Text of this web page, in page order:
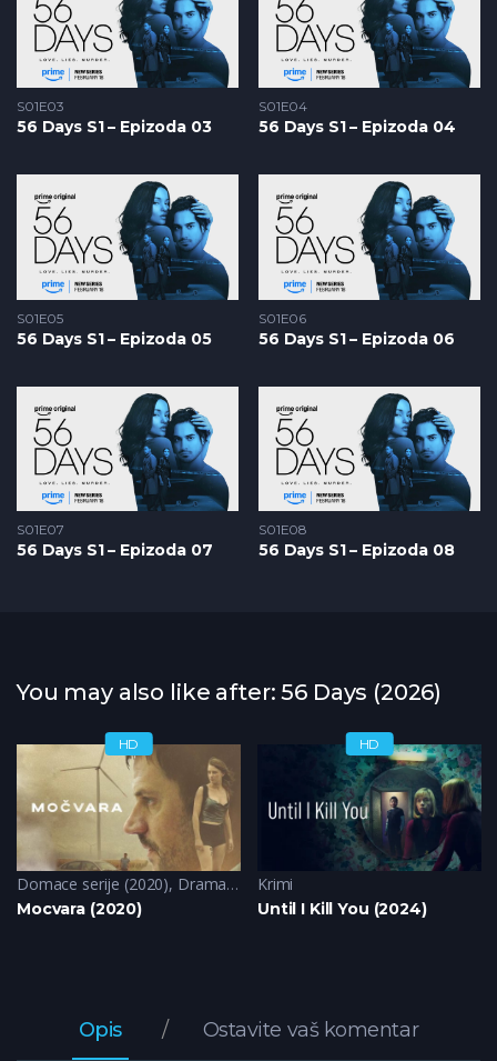
S01E03
56 Days S1 – Epizoda 03
S01E04
56 Days S1 – Epizoda 04
S01E05
56 Days S1 – Epizoda 05
S01E06
56 Days S1 – Epizoda 06
S01E07
56 Days S1 – Epizoda 07
S01E08
56 Days S1 – Epizoda 08
You may also like after: 56 Days (2026)
HD
Domace serije (2020), Drama,Krimi,Misterija
Mocvara (2020)
HD
Krimi
Until I Kill You (2024)
Opis Ostavite vaš komentar